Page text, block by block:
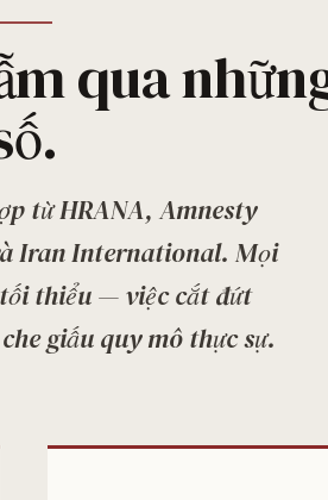
qua
từ HRANA, Amnesty
Iran International. Mọi
thiểu — việc cắt đứt
giấu quy mô thực sự.